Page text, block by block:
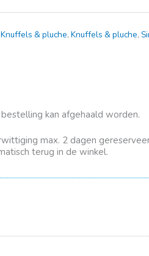
Knuffels & pluche, Knuffels & pluche,
kan afgehaald worden.
max. 2 dagen
terug in de winkel.